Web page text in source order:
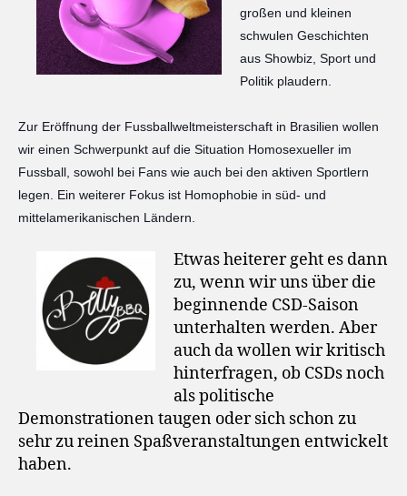
großen und kleinen
schwulen Geschichten
aus Showbiz, Sport und
Politik plaudern.
Zur Eröffnung der Fussballweltmeisterschaft in Brasilien wollen
wir einen Schwerpunkt auf die Situation Homosexueller im
Fussball, sowohl bei Fans wie auch bei den aktiven Sportlern
legen. Ein weiterer Fokus ist Homophobie in süd- und
mittelamerikanischen Ländern.
Etwas heiterer geht es dann
zu, wenn wir uns über die
beginnende CSD-Saison
unterhalten werden. Aber
auch da wollen wir kritisch
hinterfragen, ob CSDs noch
als politische
Demonstrationen taugen oder sich schon zu
sehr zu reinen Spaßveranstaltungen entwickelt
haben.